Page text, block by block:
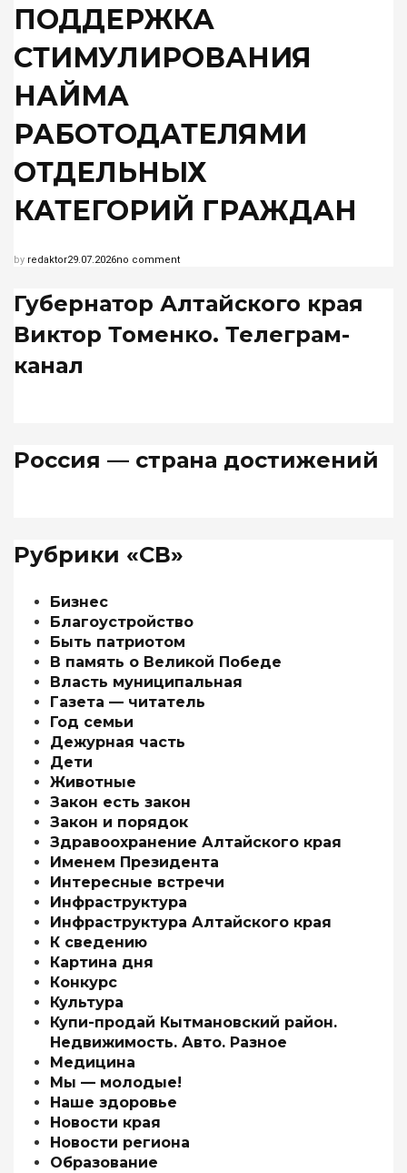
ПОДДЕРЖКА
СТИМУЛИРОВАНИЯ
НАЙМА
РАБОТОДАТЕЛЯМИ
ОТДЕЛЬНЫХ
КАТЕГОРИЙ ГРАЖДАН
by redaktor29.07.2026no comment
Губернатор Алтайского края
Виктор Томенко. Телеграм-
канал
Россия — страна достижений
Рубрики «СВ»
Бизнес
Благоустройство
Быть патриотом
В память о Великой Победе
Власть муниципальная
Газета — читатель
Год семьи
Дежурная часть
Дети
Животные
Закон есть закон
Закон и порядок
Здравоохранение Алтайского края
Именем Президента
Интересные встречи
Инфраструктура
Инфраструктура Алтайского края
К сведению
Картина дня
Конкурс
Культура
Купи-продай Кытмановский район.
Недвижимость. Авто. Разное
Медицина
Мы — молодые!
Наше здоровье
Новости края
Новости региона
Образование